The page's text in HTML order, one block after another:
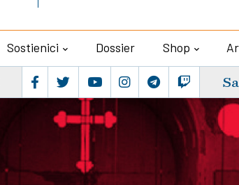
Sostienici Dossier Shop